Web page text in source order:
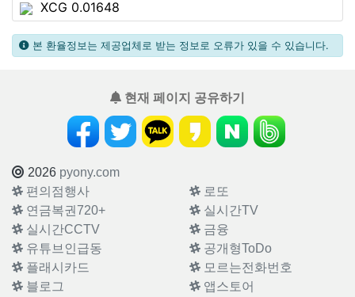
XCG 0.01648
본 환율정보는 제공업체로 받는 정보로 오류가 있을 수 있습니다.
현재 페이지 공유하기
2026 pyony.com
편의점행사
로또
연금복권720+
실시간TV
실시간CCTV
금융
유튜브인급동
공개형ToDo
플래시카드
모르는전화번호
블로그
앱스토어